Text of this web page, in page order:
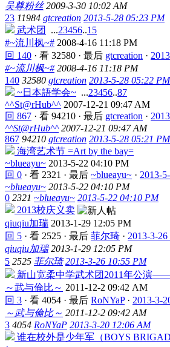
吴尊粉丝 2009-3-30 10:02 AM
23 11984 gtcreation 2013-5-28 05:23 PM
武术团
...23456..15
#~流川枫~# 2008-4-16 11:18 PM
回 140 · 看 32580 · 最后 gtcreation ·
#~流川枫~# 2008-4-16 11:18 PM
140 32580 gtcreation 2013-5-28 05:22 PM
~日本語学会~ ...23456..87
^^St@rHub^^ 2007-12-21 09:47 AM
回 867 · 看 94210 · 最后 gtcreation ·
^^St@rHub^^ 2007-12-21 09:47 AM
867 94210 gtcreation 2013-5-28 05:21 PM
海湾艺术节 =Art by the bay=
~blueayu~ 2013-5-22 04:10 PM
回 0 · 看 2321 · 最后 ~blueayu~ · 2013-
~blueayu~ 2013-5-22 04:10 PM
0 2321 ~blueayu~ 2013-5-22 04:10 PM
2013校庆义卖
qiuqiu加瑞 2013-1-29 12:05 PM
回 5 · 看 2525 · 最后 菲尔琦 · 2013-3-
qiuqiu加瑞 2013-1-29 12:05 PM
5 2525 菲尔琦 2013-3-26 10:55 PM
新山宽柔中学武术团2011年公演——
～武与倫比～ 2011-12-2 09:42 AM
回 3 · 看 4054 · 最后 RoNYaP· 2013-3-
～武与倫比～ 2011-12-2 09:42 AM
3 4054 RoNYaP 2013-3-20 12:06 AM
谁在校外是少年军（BOYS